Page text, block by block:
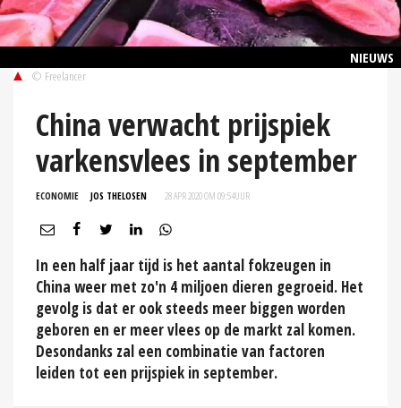
NIEUWS
© Freelancer
China verwacht prijspiek
varkensvlees in september
ECONOMIE JOS THELOSEN 28 APR 2020 OM 09:54UUR
In een half jaar tijd is het aantal fokzeugen in
China weer met zo'n 4 miljoen dieren gegroeid. Het
gevolg is dat er ook steeds meer biggen worden
geboren en er meer vlees op de markt zal komen.
Desondanks zal een combinatie van factoren
leiden tot een prijspiek in september.